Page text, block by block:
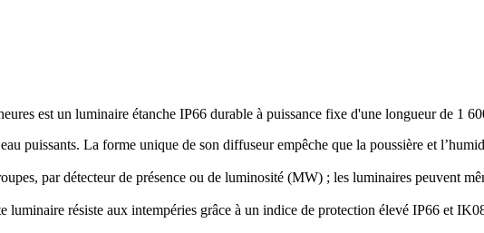
est un luminaire étanche IP66 durable à puissance fixe d'une longueur de 1
puissants. La forme unique de son diffuseur empêche que la poussière et
par détecteur de présence ou de luminosité (MW) ; les luminaires peuvent
luminaire résiste aux intempéries grâce à un indice de protection élevé IP66 et